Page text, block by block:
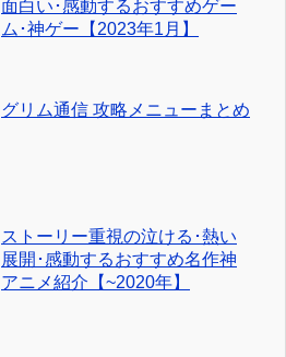
面白い･感動するおすすめゲー
ム･神ゲー【2023年1月】
グリム通信 攻略メニューまとめ
ストーリー重視の泣ける･熱い
展開･感動するおすすめ名作神
アニメ紹介【~2020年】